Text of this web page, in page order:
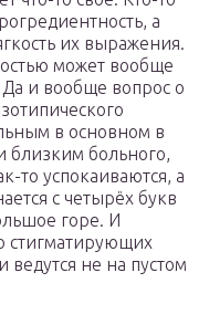
а
их выражения.
может вообще
и вообще вопрос о
в основном в
близким больного,
то успокаиваются, а
с четырёх букв
горе. И
стигматирующих
не на пустом